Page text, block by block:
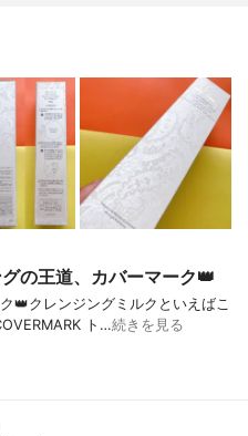
の王道、カバーマーク👑
👑クレンジングミルクといえばこ
COVERMARK ト…続きを見る